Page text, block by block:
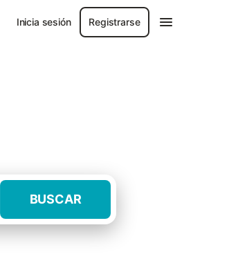
Inicia sesión Registrarse
BUSCAR